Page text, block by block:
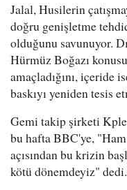
Jalal, Husilerin
doğru genişletme
olduğunu savunuyor.
Hürmüz Boğazı
amaçladığını, içeride
baskıyı yeniden tesis
Gemi takip şirketi
bu hafta BBC'ye,
açısından bu krizin
kötü dönemdeyiz" dedi.